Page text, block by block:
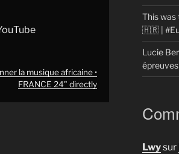
la musique africaine •
FRANCE 24" directly
This was
🇭🇷 |
Lucie
Lwysur